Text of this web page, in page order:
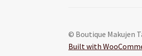
© Boutique Makujen
Built with